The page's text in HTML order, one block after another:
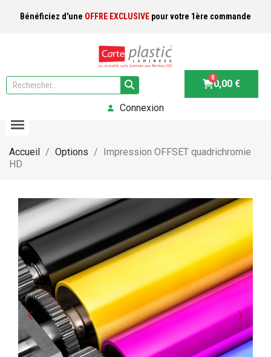
Bénéficiez d'une OFFRE EXCLUSIVE pour votre 1ère commande
Connexion
0,00 €
Accueil Options
Impression OFFSET quadrichromie
HD